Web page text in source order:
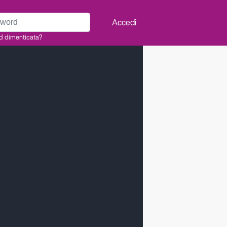
dimenticata?
Accedi